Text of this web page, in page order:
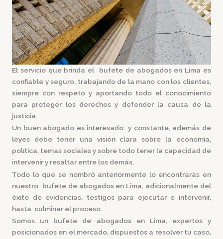
El servicio que brinda el bufete de abogados en Lima es
confiable y seguro, trabajando de la mano con los clientes,
siempre con respeto y aportando todo el conocimiento
para proteger los derechos y defender la causa de la
justicia.
Un buen abogado es interesado y constante, además de
leyes debe tener una visión clara sobre la economía,
política, temas sociales y sobre todo tener la capacidad de
intervenir y resaltar entre los demás.
Todo lo que se nombró anteriormente lo encontrarás en
nuestro bufete de abogados en Lima, adicionalmente del
éxito de evidencias, testigos para ejecutar e intervenir,
hasta culminar el proceso.
Somos un bufete de abogados en Lima, expertos y
posicionados en el mercado, dispuestos a resolver tu caso,